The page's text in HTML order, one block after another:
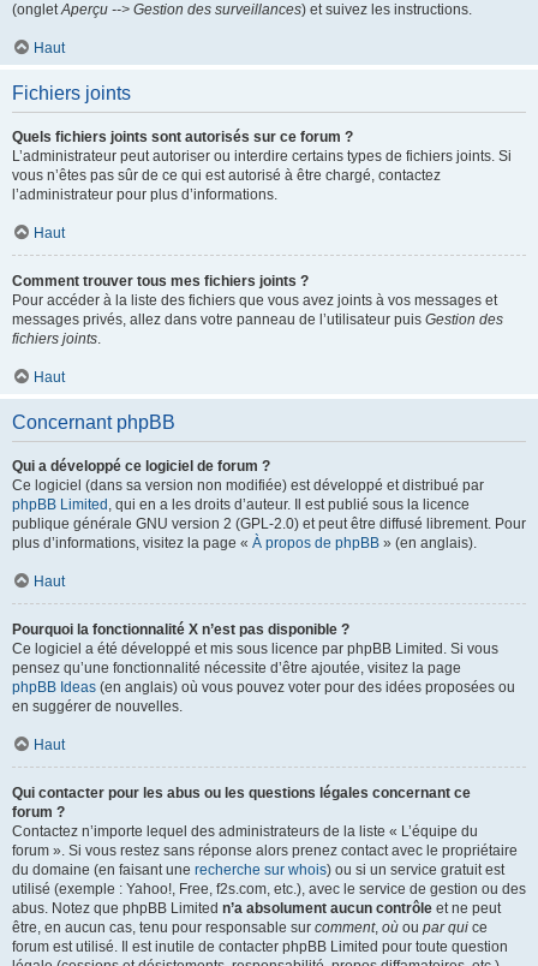
(ongletAperçu --> Gestion des surveillances) et suivez les instructions.
Haut
Fichiers joints
Quels fichiers joints sont autorisés sur ce forum ?
L’administrateur peut autoriser ou interdire certains types de fichiers joints. Si
vous n’êtes pas sûr de ce qui est autorisé à être chargé, contactez
l’administrateur pour plus d’informations.
Haut
Comment trouver tous mes fichiers joints ?
Pour accéder à la liste des fichiers que vous avez joints à vos messages et
messages privés, allez dans votre panneau de l’utilisateur puis Gestion des
fichiers joints.
Haut
Concernant phpBB
Qui a développé ce logiciel de forum ?
Ce logiciel (dans sa version non modifiée) est développé et distribué par
phpBB Limited , qui en a les droits d’auteur. Il est publié sous la licence
publique générale GNU version 2 (GPL-2.0) et peut être diffusé librement. Pour
plus d’informations, visitez la page « À propos de phpBB » (en anglais).
Haut
Pourquoi la fonctionnalité X n’est pas disponible ?
Ce logiciel a été développé et mis sous licence par phpBB Limited. Si vous
pensez qu’une fonctionnalité nécessite d’être ajoutée, visitez la page
phpBB Ideas (en anglais) où vous pouvez voter pour des idées proposées ou
en suggérer de nouvelles.
Haut
Qui contacter pour les abus ou les questions légales concernant ce
forum ?
Contactez n’importe lequel des administrateurs de la liste « L’équipe du
forum ». Si vous restez sans réponse alors prenez contact avec le propriétaire
du domaine (en faisant une recherche sur whois) ou si un service gratuit est
utilisé (exemple : Yahoo!, Free, f2s.com, etc.), avec le service de gestion ou des
abus. Notez que phpBB Limited n’a absolument aucun contrôle et ne peut
être, en aucun cas, tenu pour responsable sur comment, où ou par qui ce
forum est utilisé. Il est inutile de contacter phpBB Limited pour toute question